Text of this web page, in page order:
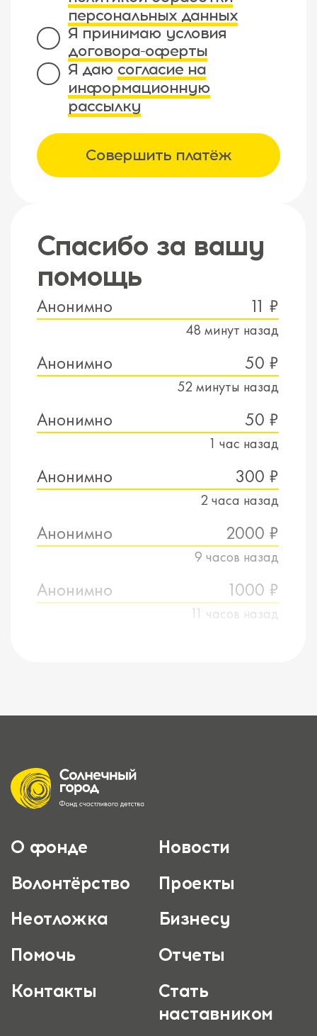
персональных данных
Я принимаю условия
договора-оферты
Я даю согласие на
информационную
рассылку
Совершить платёж
Спасибо за вашу
помощь
Анонимно 11 ₽
48 минут назад
Анонимно 50 ₽
52 минуты назад
Анонимно 50 ₽
1 час назад
Анонимно 300 ₽
2 часа назад
Анонимно 2000 ₽
9 часов назад
Анонимно 1000 ₽
11 часов назад
О фонде
Новости
Волонтёрство
Проекты
Неотложка
Бизнесу
Помочь
Отчеты
Контакты
Стать
наставником